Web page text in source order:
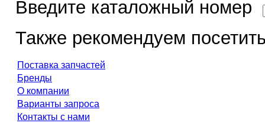
Введите каталожный номер
Также рекомендуем
Поставка запчастей
Бренды
О компании
Варианты запроса
Контакты с нами